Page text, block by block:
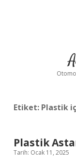
Etiket: Plastik
Plastik
Tarih: Ocak 11, 2025